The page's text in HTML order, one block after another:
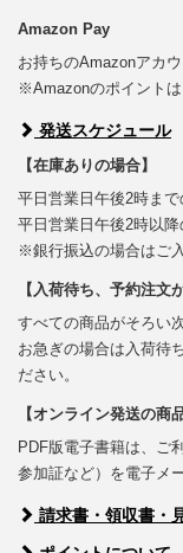
Amazon Pay
お持ちのAmazonアカ
※Amazonのポイントは
発送スケジュール
【在庫ありの場合】
平日営業日午後2時ま
平日営業日午後2時以
※銀行振込の場合はご
【入荷待ち、予約注文
すべての商品がそろい
お急ぎの場合は入荷待
ださい。
【オンライン発送の商
PDF版電子書籍は、ご
参加証など）を電子メ
請求書・領収書・